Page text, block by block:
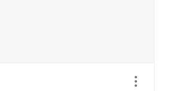
Visa/dölj